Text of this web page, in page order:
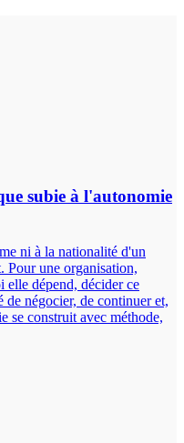
subie à l'autonomie
ni à la nationalité d'un
Pour une organisation,
elle dépend, décider ce
de négocier, de continuer et,
se construit avec méthode,